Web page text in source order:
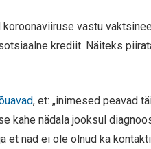
vastu
krediit. Näiteks
, et: „inimesed peavad
kahe nädala jooksul
nad ei ole olnud ka